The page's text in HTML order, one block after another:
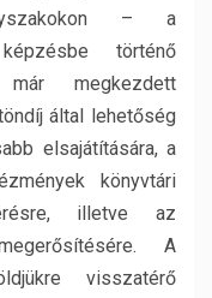
– a
történő
megkezdett
által lehetőség
elsajátítására, a
könyvtári
illetve az
A
visszatérő